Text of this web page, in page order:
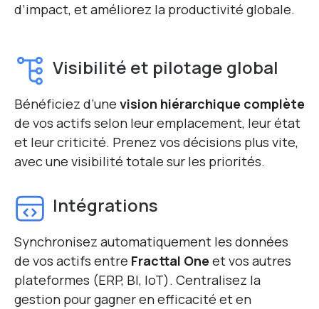
d’impact, et améliorez la productivité globale.
Visibilité et pilotage global
Bénéficiez d’une vision hiérarchique complète
de vos actifs selon leur emplacement, leur état
et leur criticité. Prenez vos décisions plus vite,
avec une visibilité totale sur les priorités.
Intégrations
Synchronisez automatiquement les données
de vos actifs entre Fracttal One et vos autres
plateformes (ERP, BI, IoT). Centralisez la
gestion pour gagner en efficacité et en